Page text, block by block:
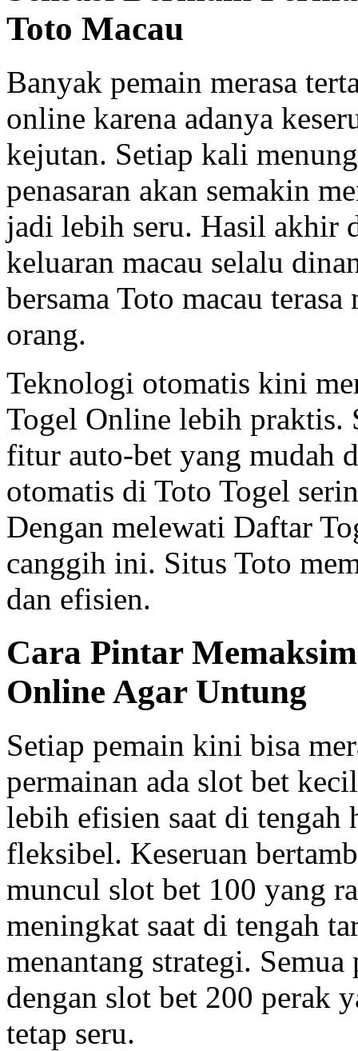
Toto Macau
Banyak pemain merasa
online karena adanya
kejutan. Setiap kali
penasaran akan semakin
jadi lebih seru. Hasil akhir
keluaran macau selalu
bersama Toto macau
orang.
Teknologi otomatis kini
Togel Online lebih praktis.
fitur auto-bet yang mudah
otomatis di Toto Togel
Dengan melewati Daftar
canggih ini. Situs Toto
dan efisien.
Cara Pintar
Online Agar Untung
Setiap pemain kini bisa
permainan ada slot bet
lebih efisien saat di
fleksibel. Keseruan
muncul slot bet 100 yang
meningkat saat di tengah
menantang strategi.
dengan slot bet 200 perak
tetap seru.